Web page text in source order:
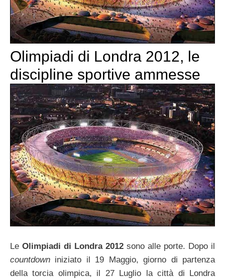
Olimpiadi di Londra 2012, le
discipline sportive ammesse
Le Olimpiadi di Londra 2012 sono alle porte. Dopo il
countdown iniziato il 19 Maggio, giorno di partenza
della torcia olimpica, il 27 Luglio la città di Londra